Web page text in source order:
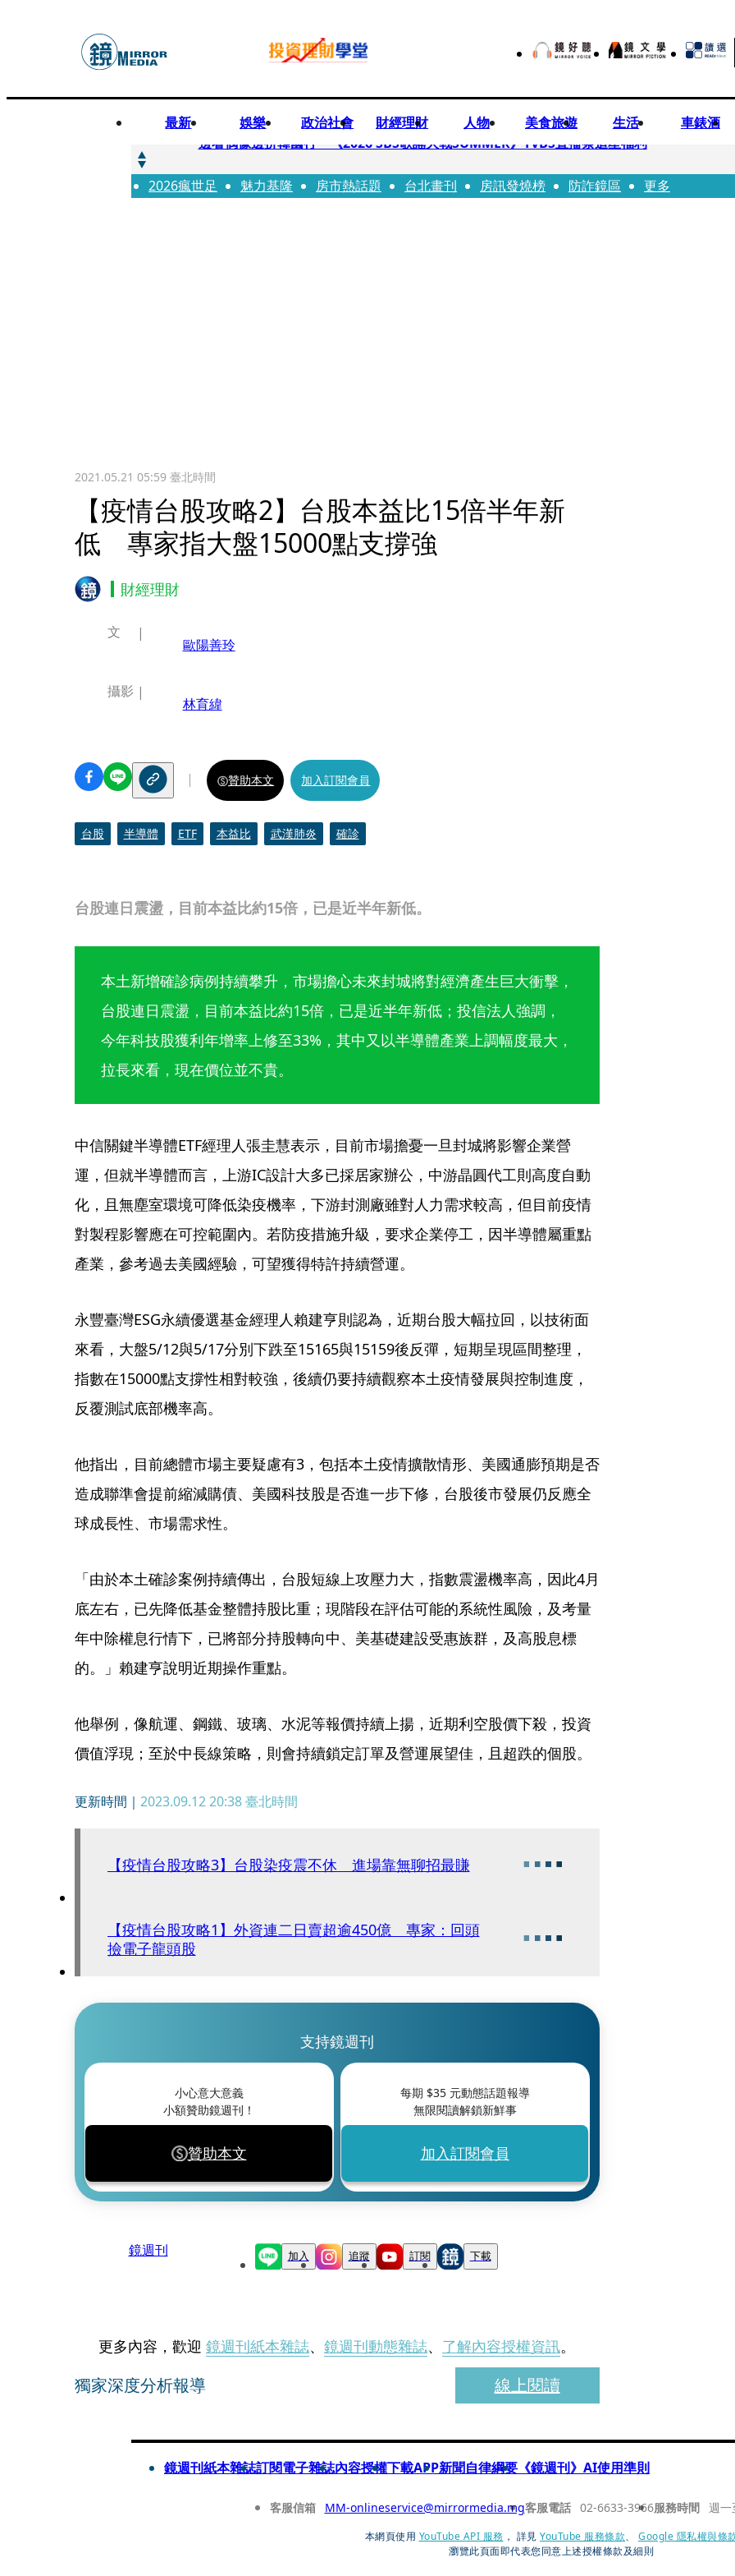
最新 娛樂 政治社會 財經理財 人物 美食旅遊 生活 車錶酒
快訊
邊看偶像邊拚韓國行 《2026 SBS歌謠大戰SUMMER》TVBS直播祭追星福利
快訊
代誌大條火急跳船？ 宏碁派任李文詳接掌兆基屋管2天就喊撤出！
2026瘋世足 魅力基隆 房市熱話題 台北畫刊 房訊發燒榜 防詐鏡區 更多
2021.05.21 05:59臺北時間
【疫情台股攻略2】台股本益比15倍半年新
低 專家指大盤15000點支撐強
財經理財
台股連日震盪，目前本益比約15倍，已是近半年新低。
文
歐陽善玲
攝影
林育緯
贊助本文 加入訂閱會員
台股 半導體 ETF 本益比 武漢肺炎 確診
本土新增確診病例持續攀升，市場擔心未來封城將對經濟產生巨大衝擊，
台股連日震盪，目前本益比約15倍，已是近半年新低；投信法人強調，
今年科技股獲利年增率上修至33%，其中又以半導體產業上調幅度最大，
拉長來看，現在價位並不貴。
中信關鍵半導體ETF經理人張圭慧表示，目前市場擔憂一旦封城將影響企業營
運，但就半導體而言，上游IC設計大多已採居家辦公，中游晶圓代工則高度自動
化，且無塵室環境可降低染疫機率，下游封測廠雖對人力需求較高，但目前疫情
對製程影響應在可控範圍內。若防疫措施升級，要求企業停工，因半導體屬重點
產業，參考過去美國經驗，可望獲得特許持續營運。
永豐臺灣ESG永續優選基金經理人賴建亨則認為，近期台股大幅拉回，以技術面
來看，大盤5/12與5/17分別下跌至15165與15159後反彈，短期呈現區間整理，
指數在15000點支撐性相對較強，後續仍要持續觀察本土疫情發展與控制進度，
反覆測試底部機率高。
他指出，目前總體市場主要疑慮有3，包括本土疫情擴散情形、美國通膨預期是否
造成聯準會提前縮減購債、美國科技股是否進一步下修，台股後市發展仍反應全
球成長性、市場需求性。
「由於本土確診案例持續傳出，台股短線上攻壓力大，指數震盪機率高，因此4月
底左右，已先降低基金整體持股比重；現階段在評估可能的系統性風險，及考量
年中除權息行情下，已將部分持股轉向中、美基礎建設受惠族群，及高股息標
的。」賴建亨說明近期操作重點。
他舉例，像航運、鋼鐵、玻璃、水泥等報價持續上揚，近期利空股價下殺，投資
價值浮現；至於中長線策略，則會持續鎖定訂單及營運展望佳，且超跌的個股。
更新時間｜ 2023.09.12 20:38臺北時間
【疫情台股攻略3】台股染疫震不休 進場靠無聊招最賺
【疫情台股攻略1】外資連二日賣超逾450億 專家：回頭
撿電子龍頭股
支持鏡週刊
小心意大意義
小額贊助鏡週刊！
贊助本文
每期 $35元動態話題報導
無限閱讀解鎖新鮮事
加入訂閱會員
鏡週刊 加入 追蹤 訂閱 下載
更多內容，歡迎 鏡週刊紙本雜誌、 鏡週刊動態雜誌、 了解內容授權資訊。
獨家深度分析報導 線上閱讀
鏡週刊紙本雜誌訂閱電子雜誌內容授權下載APP新聞自律綱要 《鏡週刊》AI使用準則
客服信箱 MM-onlineservice@mirrormedia.mg客服電話 02-6633-3966服務時間 週一
本網頁使用 YouTube API 服務 ， 詳見 YouTube 服務條款、
Google 隱私權與條
瀏覽此頁面即代表您同意上述授權條款及細則